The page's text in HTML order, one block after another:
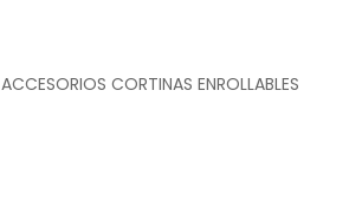
ACCESORIOS CORTINAS ENROLLABLES